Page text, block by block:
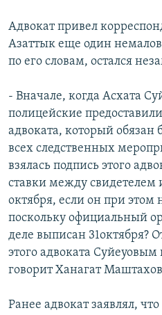
Адвокат привел
Азаттык еще один
по его словам, остался
- Вначале, когда Асхата
полицейские
адвоката, который обязан
всех следственных
взялась подпись этого
ставки между свидетелем
октября, если он при этом
поскольку официальный
деле выписан 31октября?
этого адвоката Суйеуовым
говорит Ханагат
Ранее адвокат заявлял,